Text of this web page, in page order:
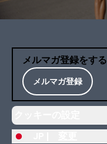
メルマガ登録をする
メルマガ登録